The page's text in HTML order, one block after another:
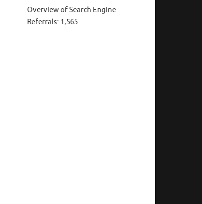
Overview of Search Engine
Referrals: 1,565